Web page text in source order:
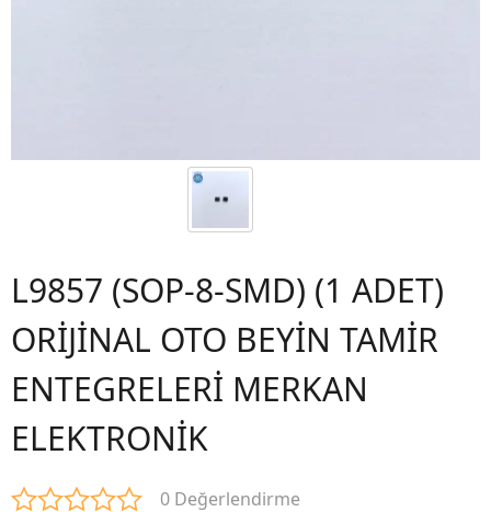
L9857 (SOP-8-SMD) (1 ADET)
ORİJİNAL OTO BEYİN TAMİR
ENTEGRELERİ MERKAN
ELEKTRONİK
0 Değerlendirme